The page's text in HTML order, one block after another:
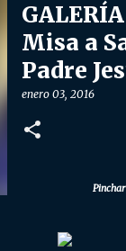
Misa a
Padre
enero 03, 2016